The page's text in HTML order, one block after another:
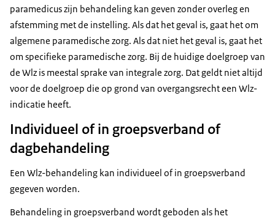
paramedicus zijn behandeling kan geven zonder overleg en
afstemming met de instelling. Als dat het geval is, gaat het om
algemene paramedische zorg. Als dat niet het geval is, gaat het
om specifieke paramedische zorg. Bij de huidige doelgroep van
de Wlz is meestal sprake van integrale zorg. Dat geldt niet altijd
voor de doelgroep die op grond van overgangsrecht een Wlz-
indicatie heeft.
Individueel of in groepsverband of
dagbehandeling
Een Wlz-behandeling kan individueel of in groepsverband
gegeven worden.
Behandeling in groepsverband wordt geboden als het